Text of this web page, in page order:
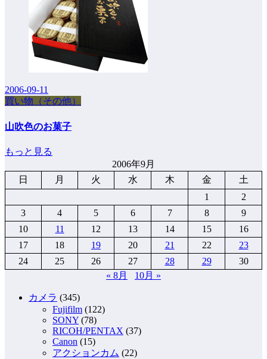
2006-09-11
買い物（その他）
山吹色のお菓子
もっと見る
2006年9月
日
月 火 水 木 金
土
1
2
3
4 5 6 7 8
9
10
11 12 13 14 15
16
17
18 19 20 21 22
23
24
25 26 27 28 29
30
« 8月
10月 »
カメラ (345)
Fujifilm (122)
SONY (78)
RICOH/PENTAX (37)
Canon (15)
アクションカム (22)